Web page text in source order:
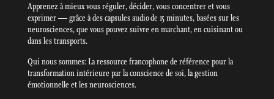
Apprenez à mieux vous réguler, décider, vous concentrer et vous
exprimer — grâce à des capsules audio de 15 minutes, basées sur les
neurosciences, que vous pouvez suivre en marchant, en cuisinant ou
dans les transports.
Qui nous sommes: La ressource francophone de référence pour la
transformation intérieure par la conscience de soi, la gestion
émotionnelle et les neurosciences.